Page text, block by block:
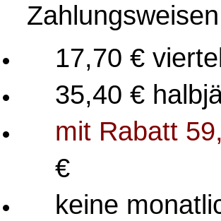
17,70 €
35,40 €
mit Rabatt
€
keine